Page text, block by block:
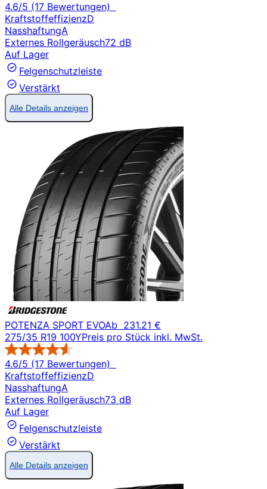
4.6/5 (17 Bewertungen)
KraftstoffeffizienzD
NasshaftungA
Externes Rollgeräusch72 dB
Auf Lager
Felgenschutzleiste
Verstärkt
Alle Details anzeigen
POTENZA SPORT EVOAb 231.21 €
275/35 R19 100YPreis pro Stück inkl. MwSt.
4.6/5 (17 Bewertungen)
KraftstoffeffizienzD
NasshaftungA
Externes Rollgeräusch73 dB
Auf Lager
Felgenschutzleiste
Verstärkt
Alle Details anzeigen